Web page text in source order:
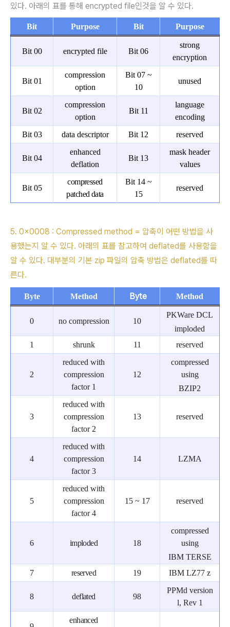
있다. 아래의 표를 통해 encrypted file인것을 알 수 있다.
Bit Purpose Bit Purpose
Bit 00 encrypted file Bit 06
strong
encryption
Bit 01
compression
option
Bit 07 ~
10
unused
Bit 02
compression
option
Bit 11
language
encoding
Bit 03
data descriptor Bit 12 reserved
Bit 04
enhanced
deflation
Bit 13
mask header
values
Bit 05
compressed
patched data
Bit 14 ~
15
reserved
5. 0x0008 : Compressed method = 압축이 어떤 방법을 사
용했는지 알 수 있다. 아래의 표를 참고하여 deflated를 사용함을
알 수 있다. 대부분의 기본 zip 파일의 압축 방법은 deflated를 따
른다.
Byte Method Byte Method
0 no compression 10
PKWare DCL
imploded
1
shrunk 11 reserved
2
reduced with
compression
factor 1
12
compressed
using
BZIP2
3
reduced with
compression
factor 2
13 reserved
4
reduced with
compression
factor 3
14 LZMA
5
reduced with
compression
factor 4
15 ~ 17 reserved
6 imploded 18
compressed
using
IBM TERSE
7
reserved 19 IBM LZ77 z
8 deflated 98
PPMd version
l, Rev 1
enhanced